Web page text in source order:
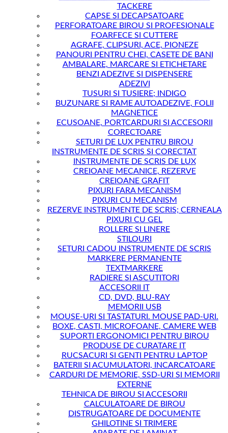
TACKERE
CAPSE SI DECAPSATOARE
PERFORATOARE BIROU SI PROFESIONALE
FOARFECE SI CUTTERE
AGRAFE, CLIPSURI, ACE, PIONEZE
PANOURI PENTRU CHEI, CASETE DE BANI
AMBALARE, MARCARE SI ETICHETARE
BENZI ADEZIVE SI DISPENSERE
ADEZIVI
TUSURI SI TUSIERE; INDIGO
BUZUNARE SI RAME AUTOADEZIVE, FOLII
MAGNETICE
ECUSOANE, PORTCARDURI SI ACCESORII
CORECTOARE
SETURI DE LUX PENTRU BIROU
INSTRUMENTE DE SCRIS SI CORECTAT
INSTRUMENTE DE SCRIS DE LUX
CREIOANE MECANICE, REZERVE
CREIOANE GRAFIT
PIXURI FARA MECANISM
PIXURI CU MECANISM
REZERVE INSTRUMENTE DE SCRIS; CERNEALA
PIXURI CU GEL
ROLLERE SI LINERE
STILOURI
SETURI CADOU INSTRUMENTE DE SCRIS
MARKERE PERMANENTE
TEXTMARKERE
RADIERE SI ASCUTITORI
ACCESORII IT
CD, DVD, BLU-RAY
MEMORII USB
MOUSE-URI SI TASTATURI. MOUSE PAD-URI.
BOXE, CASTI, MICROFOANE, CAMERE WEB
SUPORTI ERGONOMICI PENTRU BIROU
PRODUSE DE CURATARE IT
RUCSACURI SI GENTI PENTRU LAPTOP
BATERII SI ACUMULATORI, INCARCATOARE
CARDURI DE MEMORIE, SSD-URI SI MEMORII
EXTERNE
TEHNICA DE BIROU SI ACCESORII
CALCULATOARE DE BIROU
DISTRUGATOARE DE DOCUMENTE
GHILOTINE SI TRIMERE